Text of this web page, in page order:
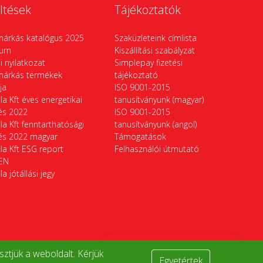
a weboldalt. Kérjük
katalógus 2025
nyilatkozat
termékek
Kft éves energetikai
2022
Kft fenntarthatósági
2022 magyar
Kft ESG report
jótállási jegy
Tájékoztatók
Szaküzleteink címlista
Kiszállítási szabályzat
Simplepay fizetési
tájékoztató
ISO 9001-2015
tanusítványunk (magyar)
ISO 9001-2015
tanusítványunk (angol)
Támogatások
Felhasználói útmutató
Termékek összehasonlítása